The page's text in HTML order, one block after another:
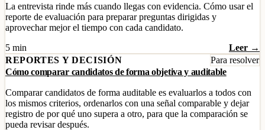
La entrevista rinde más cuando llegas con evidencia. Cómo usar el
reporte de evaluación para preparar preguntas dirigidas y
aprovechar mejor el tiempo con cada candidato.
5 min
Leer →
REPORTES Y DECISIÓN
Para resolver
Cómo comparar candidatos de forma objetiva y auditable
Comparar candidatos de forma auditable es evaluarlos a todos con
los mismos criterios, ordenarlos con una señal comparable y dejar
registro de por qué uno supera a otro, para que la comparación se
pueda revisar después.